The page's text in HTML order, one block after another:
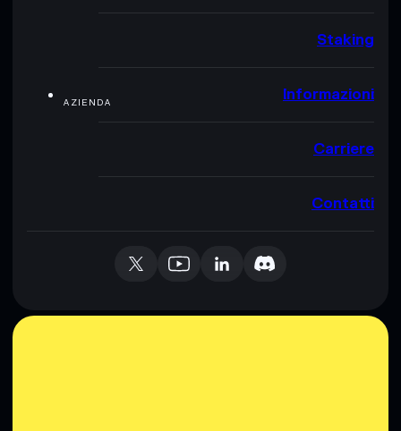
Staking
AZIENDA Informazioni
Carriere
Contatti